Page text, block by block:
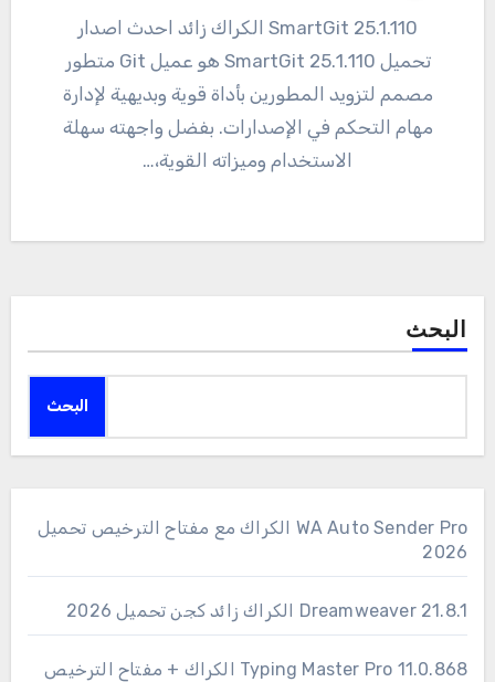
25.1.110 SmartGit الكراك زائد احدث اصدار
تحميل 25.1.110 SmartGit هو عميل Git متطور
مصمم لتزويد المطورين بأداة قوية وبديهية لإدارة
مهام التحكم في الإصدارات. بفضل واجهته سهلة
الاستخدام وميزاته القوية،…
البحث
البحث
WA Auto Sender Pro الكراك مع مفتاح الترخيص تحميل
2026
Dreamweaver 21.8.1 الكراك زائد كجن تحميل 2026
11.0.868 Typing Master Pro الكراك + مفتاح الترخيص